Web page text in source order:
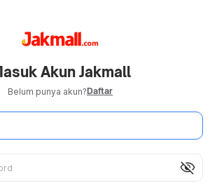
Akun Jakmall
Belum punya akun?Daftar
visibility_off